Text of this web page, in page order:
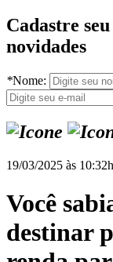
Cadastre
novidades
*Nome:
19/03/2025 às 10:32h
Você
destinar